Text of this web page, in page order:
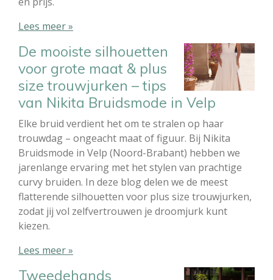
Lees meer »
De mooiste silhouetten
voor grote maat & plus
size trouwjurken – tips
van Nikita Bruidsmode in Velp
Elke bruid verdient het om te stralen op haar
trouwdag – ongeacht maat of figuur. Bij Nikita
Bruidsmode in Velp (Noord-Brabant) hebben we
jarenlange ervaring met het stylen van prachtige
curvy bruiden. In deze blog delen we de meest
flatterende silhouetten voor plus size trouwjurken,
zodat jij vol zelfvertrouwen je droomjurk kunt
kiezen.
Lees meer »
Tweedehands